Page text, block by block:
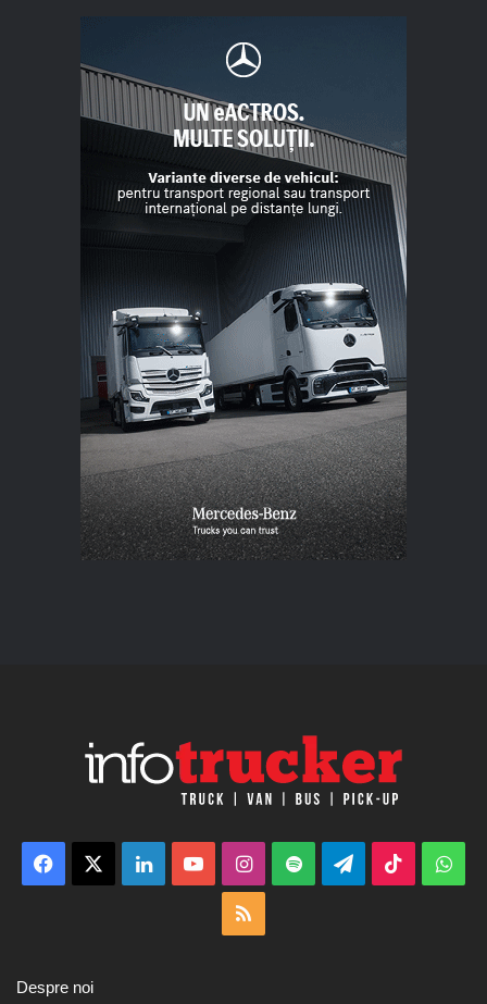
Facebook LinkedInYouTubeInstagram
Spotify TelegramTikTok
Despre noi